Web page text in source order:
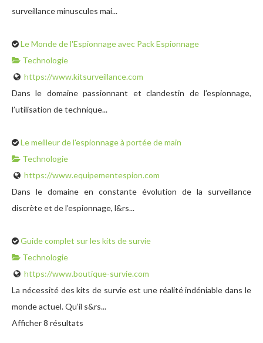
surveillance minuscules mai...
Le Monde de l'Espionnage avec Pack Espionnage
Technologie
https://www.kitsurveillance.com
Dans le domaine passionnant et clandestin de l’espionnage,
l’utilisation de technique...
Le meilleur de l'espionnage à portée de main
Technologie
https://www.equipementespion.com
Dans le domaine en constante évolution de la surveillance
discrète et de l’espionnage, l&rs...
Guide complet sur les kits de survie
Technologie
https://www.boutique-survie.com
La nécessité des kits de survie est une réalité indéniable dans le
monde actuel. Qu’il s&rs...
Afficher 8 résultats